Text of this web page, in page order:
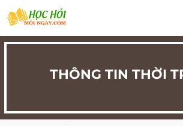
THÔNG TIN THỜI